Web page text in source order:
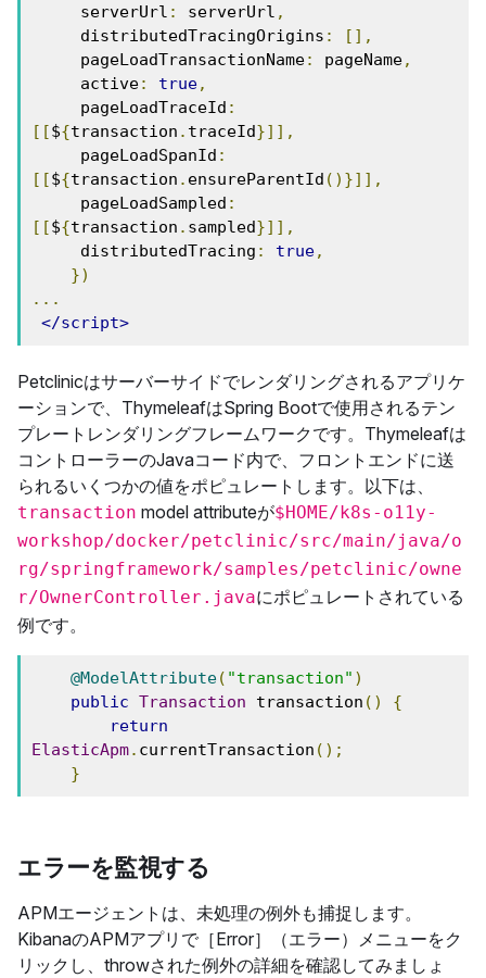
     serverUrl
: serverUrl ,
     distributedTracingOrigins
:
[],
     pageLoadTransactionName
: pageName,
     active
: true,
     pageLoadTraceId
:
[[${transaction . traceId}]],
     pageLoadSpanId
:
[[${transaction . ensureParentId ()}]],
     pageLoadSampled
:
[[${transaction . sampled}]],
     distributedTracing
: true,
})
...
</script>
Petclinicはサーバーサイドでレンダリングされるアプリケ
ーションで、ThymeleafはSpring Bootで使用されるテン
プレートレンダリングフレームワークです。Thymeleafは
コントローラーのJavaコード内で、フロントエンドに送
られるいくつかの値をポピュレートします。以下は、
transaction model attributeが$HOME/k8s-o11y-
workshop/docker/petclinic/src/main/java/o
rg/springframework/samples/petclinic/owne
r/OwnerController.javaにポピュレートされている
例です。
@ModelAttribute( "transaction" )
public Transaction transaction ()
{
return
ElasticApm. currentTransaction ();
}
エラーを監視する
APMエージェントは、未処理の例外も捕捉します。
KibanaのAPMアプリで［Error］（エラー）メニューをク
リックし、throwされた例外の詳細を確認してみましょ